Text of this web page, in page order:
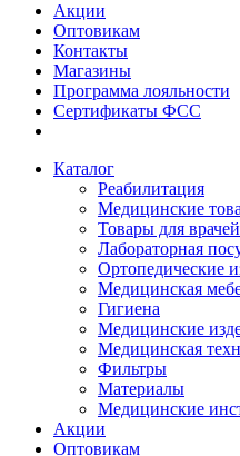
Акции
Оптовикам
Контакты
Магазины
Программа лояльности
Сертификаты ФСС
Каталог
Реабилитация
Медицинские
Товары для врачей
Лабораторная
Ортопедические
Медицинская
Гигиена
Медицинские
Медицинская
Фильтры
Материалы
Медицинские
Акции
Оптовикам